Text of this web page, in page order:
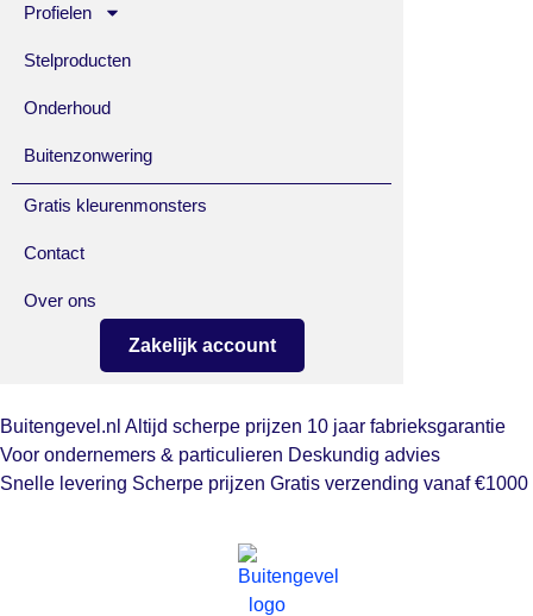
Profielen
Stelproducten
Onderhoud
Buitenzonwering
Gratis kleurenmonsters
Contact
Over ons
Zakelijk account
Buitengevel.nl Altijd scherpe prijzen 10 jaar fabrieksgarantie
Voor ondernemers & particulieren Deskundig advies
Snelle levering Scherpe prijzen Gratis verzending vanaf €1000